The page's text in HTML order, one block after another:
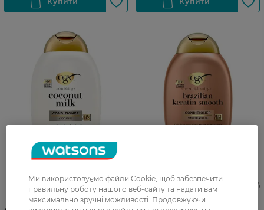
Ogx Coconut Milk
Живильний 385 мл
Кондиціонер для волосся
Ogx Brazilian Keratin Therapy
Розгладжувальний 385 мл
Ми використовуємо файли Cookie, щоб забезпечити
правильну роботу нашого веб-сайту та надати вам
максимально зручні можливості. Продовжуючи